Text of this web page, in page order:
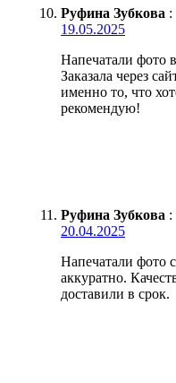
Руфина Зубкова :
19.05.2025
Напечатали фото
Заказала через
именно то, что
рекомендую!
Руфина Зубкова :
20.04.2025
Напечатали фото
аккуратно.
доставили в срок.